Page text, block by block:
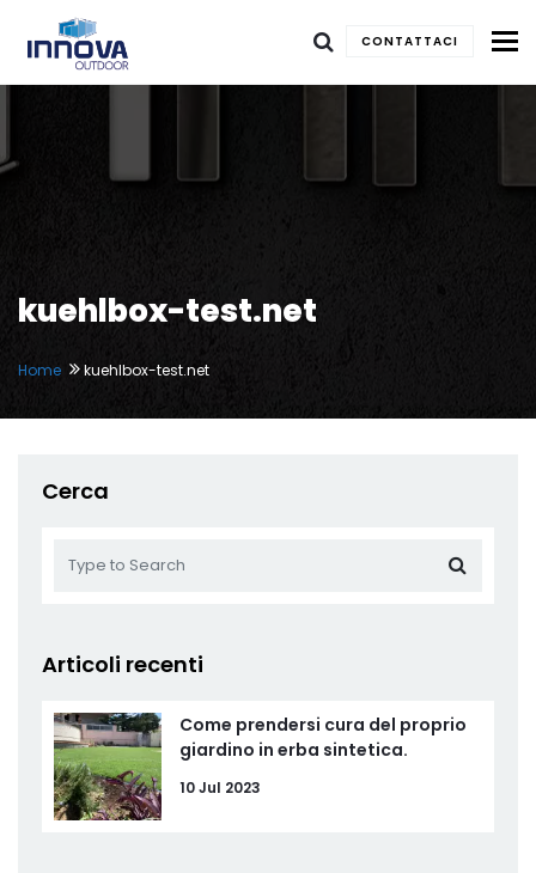
CONTATTACI
kuehlbox-test.net
Home kuehlbox-test.net
Cerca
Articoli recenti
Come prendersi cura del proprio
giardino in erba sintetica.
10 Jul 2023